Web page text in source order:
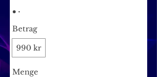
Betrag
990 kr
Menge